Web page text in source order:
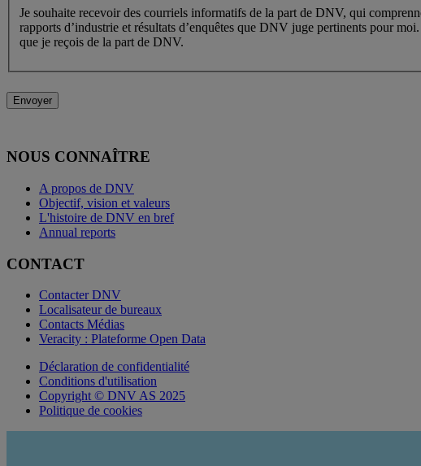
Je souhaite recevoir des courriels informatifs de la part de DNV, qui
rapports d’industrie et résultats d’enquêtes que DNV juge pertinents pour
que je reçois de la part de DNV.
Envoyer
NOUS CONNAÎTRE
A propos de DNV
Objectif, vision et valeurs
L'histoire de DNV en bref
Annual reports
CONTACT
Contacter DNV
Localisateur de bureaux
Contacts Médias
Veracity : Plateforme Open Data
Déclaration de confidentialité
Conditions d'utilisation
Copyright © DNV AS 2025
Politique de cookies